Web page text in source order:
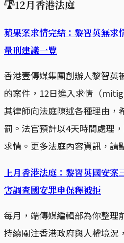
𓍝12月香港法庭
蘋果案求情完結：黎智英無求
量刑建議一覽
香港壹傳媒集團創辦人黎智英
的案件，12日進入求情（
其律師向法庭陳述各種理由，
罰。法官預計以4天時間處理
求情。更多法庭內容資訊，請
上月香港法庭：黎智英國安
害調查國安罪申保釋被拒
每月，端傳媒編輯部為你整理
持續關注香港政府與人權境況